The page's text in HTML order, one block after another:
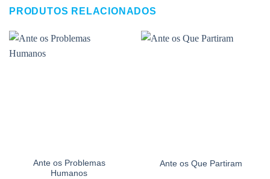
PRODUTOS RELACIONADOS
Ante os Problemas
Humanos
Ante os Que Partiram